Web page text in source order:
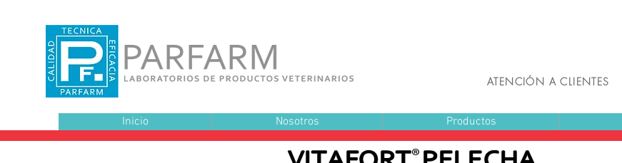
ATENCIÓN A CLIENTES
Inicio Nosotros Productos